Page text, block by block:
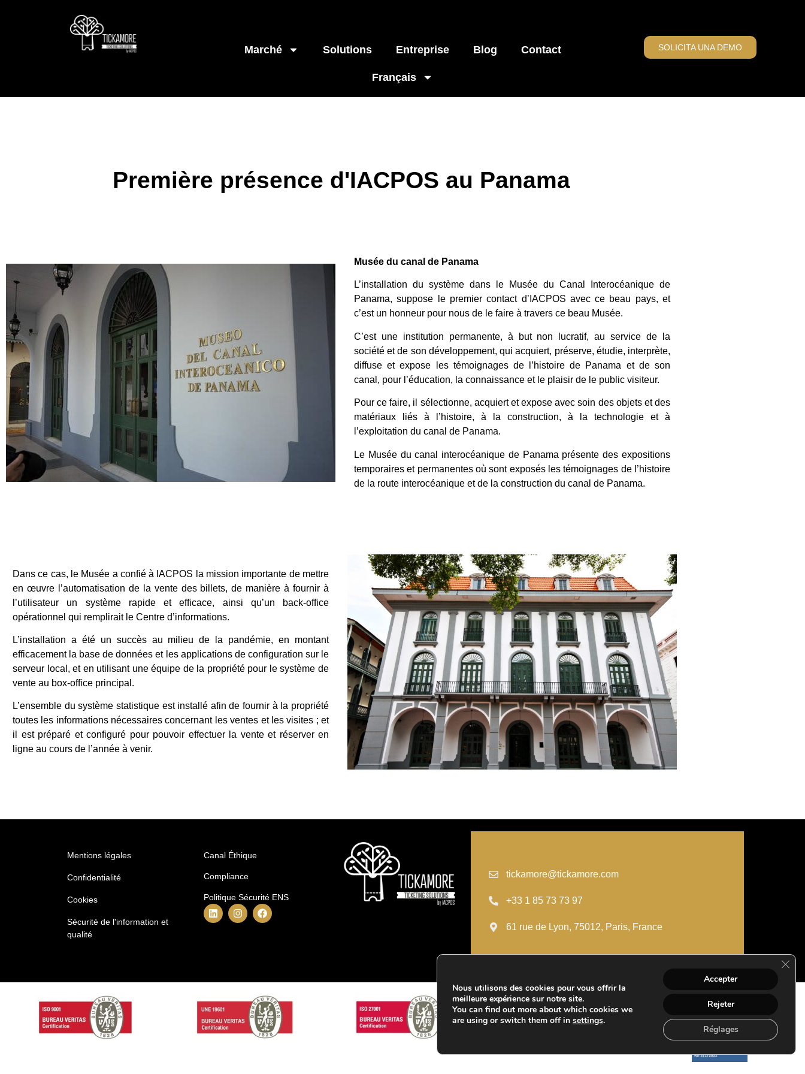
Marché Solutions Entreprise Blog Contact
Français
SOLICITA UNA DEMO
Première présence d'IACPOS au Panama
Musée du canal de Panama
L’installation du système dans le Musée du Canal Interocéanique de
Panama, suppose le premier contact d’IACPOS avec ce beau pays, et
c’est un honneur pour nous de le faire à travers ce beau Musée.
C’est une institution permanente, à but non lucratif, au service de la
société et de son développement, qui acquiert, préserve, étudie, interprète,
diffuse et expose les témoignages de l’histoire de Panama et de son
canal, pour l’éducation, la connaissance et le plaisir de le public visiteur.
Pour ce faire, il sélectionne, acquiert et expose avec soin des objets et des
matériaux liés à l’histoire, à la construction, à la technologie et à
l’exploitation du canal de Panama.
Le Musée du canal interocéanique de Panama présente des expositions
temporaires et permanentes où sont exposés les témoignages de l’histoire
de la route interocéanique et de la construction du canal de Panama.
Dans ce cas, le Musée a confié à IACPOS la mission importante de mettre
en œuvre l’automatisation de la vente des billets, de manière à fournir à
l’utilisateur un système rapide et efficace, ainsi qu’un back-office
opérationnel qui remplirait le Centre d’informations.
L’installation a été un succès au milieu de la pandémie, en montant
efficacement la base de données et les applications de configuration sur le
serveur local, et en utilisant une équipe de la propriété pour le système de
vente au box-office principal.
L’ensemble du système statistique est installé afin de fournir à la propriété
toutes les informations nécessaires concernant les ventes et les visites ; et
il est préparé et configuré pour pouvoir effectuer la vente et réserver en
ligne au cours de l’année à venir.
Mentions légales
Confidentialité
Cookies
Sécurité de l'information et
qualité
Canal Éthique
Compliance
Politique Sécurité ENS
tickamore@tickamore.com
+33 1 85 73 73 97
61 rue de Lyon, 75012, Paris, France
Nous utilisons des cookies pour vous offrir la
meilleure expérience sur notre site.
You can find out more about which cookies we
are using or switch them off in settings.
Accepter
Rejeter
Réglages